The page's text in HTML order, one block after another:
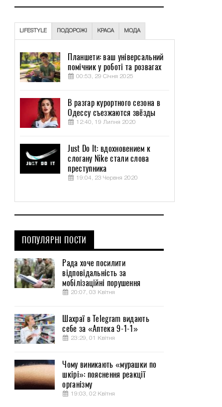
LIFESTYLE ПОДОРОЖІ КРАСА МОДА
Планшети: ваш універсальний
помічник у роботі та розвагах
00:53, 29 Січня 2025
В разгар курортного сезона в
Одессу съезжаются звёзды
12:40, 19 Липня 2020
Just Do It: вдохновением к
слогану Nike стали слова
преступника
19:04, 23 Червня 2020
ПОПУЛЯРНІ ПОСТИ
Рада хоче посилити
відповідальність за
мобілізаційні порушення
20:07, 03 Квітня
Шахраї в Telegram видають
себе за «Аптека 9-1-1»
23:29, 01 Квітня
Чому виникають «мурашки по
шкірі»: пояснення реакції
організму
19:03, 02 Квітня